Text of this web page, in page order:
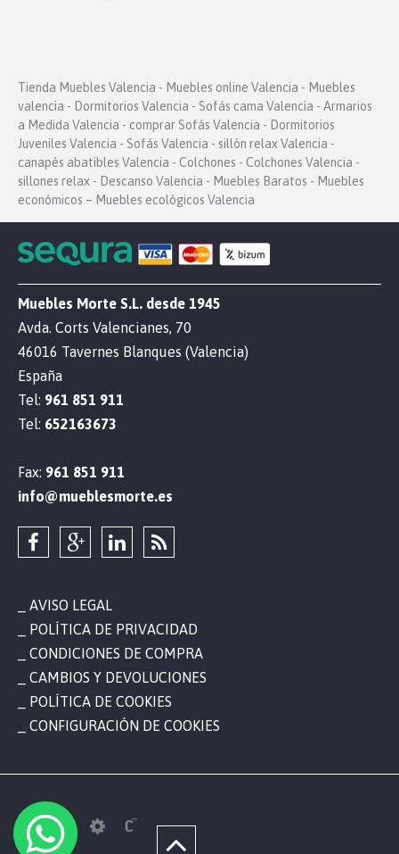
Tienda Muebles Valencia - Muebles online Valencia - Muebles
valencia - Dormitorios Valencia - Sofás cama Valencia - Armarios
a Medida Valencia - comprar Sofás Valencia - Dormitorios
Juveniles Valencia - Sofás Valencia - sillón relax Valencia -
canapés abatibles Valencia - Colchones - Colchones Valencia -
sillones relax - Descanso Valencia - Muebles Baratos - Muebles
económicos – Muebles ecológicos Valencia
Muebles Morte S.L. desde 1945
Avda. Corts Valencianes, 70
46016 Tavernes Blanques (Valencia)
España
Tel: 961 851 911
Tel: 652163673
Fax: 961 851 911
info@mueblesmorte.es
AVISO LEGAL
POLÍTICA DE PRIVACIDAD
CONDICIONES DE COMPRA
CAMBIOS Y DEVOLUCIONES
POLÍTICA DE COOKIES
CONFIGURACIÓN DE COOKIES